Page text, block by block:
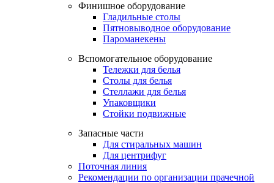
Финишное оборудование
Гладильные столы
Пятновыводное оборудование
Пароманекены
Вспомогательное оборудование
Тележки для белья
Столы для белья
Стеллажи для белья
Упаковщики
Стойки подвижные
Запасные части
Для стиральных машин
Для центрифуг
Поточная линия
Рекомендации по организации прачечной